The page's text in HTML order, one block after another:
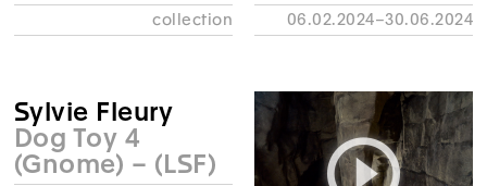
collection 06.02.2024–30.06.2024
Sylvie Fleury
Dog Toy 4
(Gnome) – (LSF)